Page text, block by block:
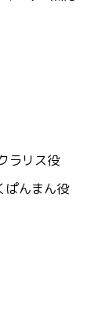
ラリス役
ぱんまん役